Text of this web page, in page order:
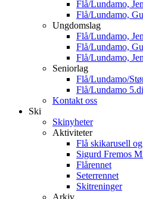
Flå/Lundamo,
Flå/Lundamo,
Ungdomslag
Flå/Lundamo,
Flå/Lundamo,
Flå/Lundamo,
Seniorlag
Flå/Lundamo/
Flå/Lundamo
Kontakt oss
Ski
Skinyheter
Aktiviteter
Flå skikarusell
Sigurd Fremos
Flårennet
Seterrennet
Skitreninger